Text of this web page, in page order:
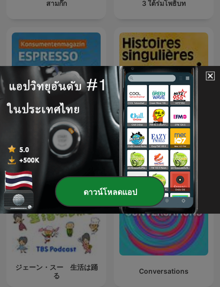
สามก๊ก 3 ใต้ร่มโพธิบท
Espresso Histoires singulières
ジェーン・スー 生活は踊
る
Conversations
ดาวน์โหลดแอป